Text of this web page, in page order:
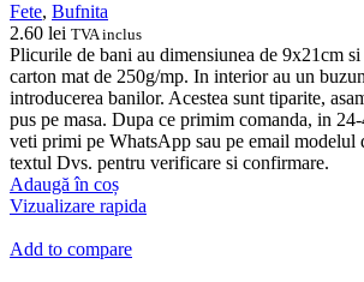
Fete, Bufnita
2.60 lei TVA inclus
Plicurile de bani au dimensiunea de 9x21cm
carton mat de 250g/mp. In interior au un
introducerea banilor. Acestea sunt tiparite,
pus pe masa. Dupa ce primim comanda, in
veti primi pe WhatsApp sau pe email modelul
textul Dvs. pentru verificare si confirmare.
Adaugă în coș
Vizualizare rapida
Add to compare